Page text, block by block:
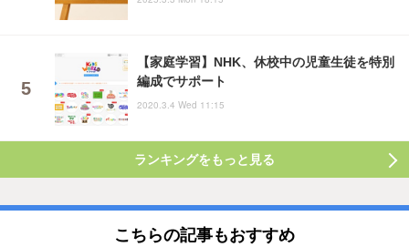
【家庭学習】NHK、休校中の児童生徒を特別
編成でサポート
2020.3.4 Wed 11:15
ランキングをもっと見る
こちらの記事もおすすめ